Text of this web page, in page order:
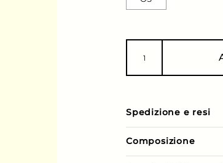
Spedizione e resi
Composizione